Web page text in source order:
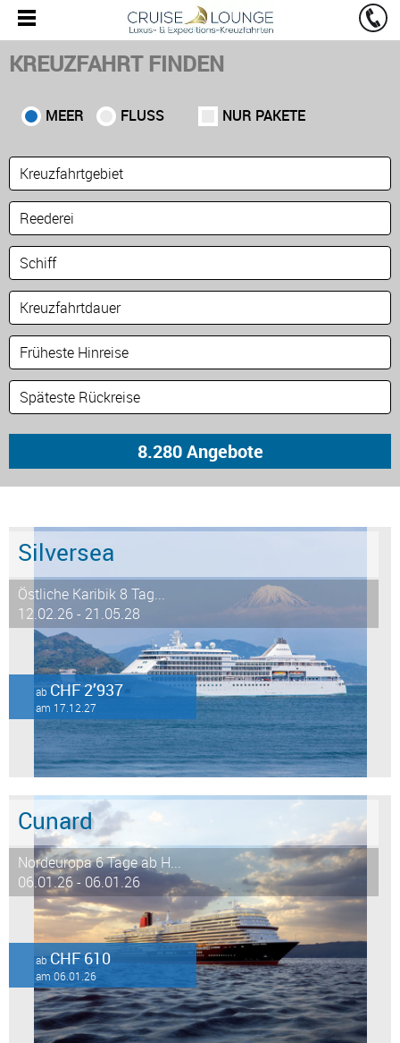
KREUZFAHRT FINDEN
MEER FLUSS NUR PAKETE
Silversea
Östliche Karibik 8 Tag...
12.02.26 - 21.05.28
abCHF 2’937
am 17.12.27
Cunard
Nordeuropa 6 Tage ab H...
06.01.26 - 06.01.26
abCHF 610
am 06.01.26